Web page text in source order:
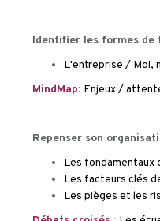
Identifier les formes de
L'entreprise / Moi,
MindMap: Enjeux /
Repenser son
Les fondamentaux
Les facteurs clés
Les pièges et les